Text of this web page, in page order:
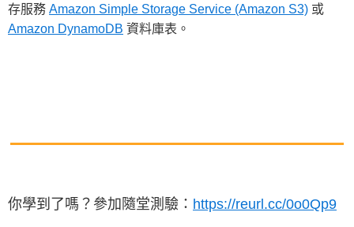
存服務 Amazon Simple Storage Service (Amazon S3) 或
Amazon DynamoDB 資料庫表。
你學到了嗎？參加隨堂測驗： https://reurl.cc/0o0Qp9